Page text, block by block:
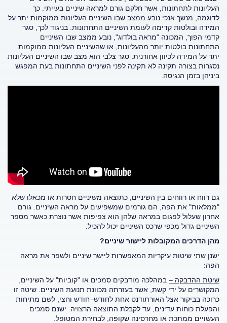
העליונות לתחתונות, אשר חלקם גורם למראה שיניים בעייתי. כך
לדוגמה, מנשך אנכי נובע ממצב שבו השיניים העליונות ממוקמות יתר על
המידה ובולטות קדימה לעומת השיניים התחתונות. בניגוד לכך, סגר
קדמי הפוך, המכונה "מראה בולדוג", נובע ממצב שבו השיניים
התחתונות בולטות יותר מהעליונות, או שהשיניים העליונות ממוקמות
יתר על המידה לכיוון אחורנית. סגר צלבי הוא מצב שבו השיניים העליונות
נסגרות בצורה תקינה לא תקינה לפני השיניים התחתונות בעת המפגש
ביניהן בזמן הנגיסה.
גם רווח או רווחים בין השיניים, כתוצאה משיניים חסרות או מכאלו שלא
"ממלאות" את הפה, הם גורמים שמשפיעים על מראה השיניים. גורם
אחרון שעלול לפגום במראה שלהן הוא צפיפות אשר נוצרת כאשר מספר
השיניים גדול מכפי שרכס השיניים יכול להכיל.
מהן הדרכים המקובלות ליישור שיניים?
ישנן שתי שיטות עיקריות המאפשרות ליישר שיניים ולשפר את מראה
הפה:
שיטת ההדבקה – במהלכה מודבקים סמכים או "קוביות" על השיניים,
המקושרים על ידי קשת, אשר בעזרתה מכוונת תנועת השיניים. שיטה זו
כרוכה בביקור אצל האורתודנט אחת לחודש–חודש וחצי, לשם מתיחות
והפעלת כוחות עדינים, עד לקבלת התוצאה הרצויה. ישנם סמכים
העשויים ממתכת או מחרסינה שקופה, לבחירת המטופל.